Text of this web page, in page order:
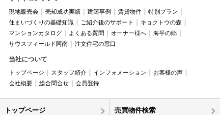
現地販売会 売却成功実績 建築事例 賃貸物件
特別プラン
住まいづくりの基礎知識
ご紹介後のサポート
キョクトウの森
マンションカタログ
よくある質問 オーナー様へ
海平の郷
サウスフィールド阿南
注文住宅の窓口
当社について
トップページ スタッフ紹介 インフォメーション
お客様の声
会社概要
総合問合せ 会員登録
トップページ 売買物件検索